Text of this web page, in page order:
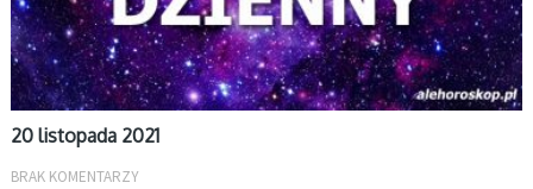
20 listopada 2021
BRAK KOMENTARZY